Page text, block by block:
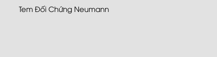
Tem Đối Chứng Neumann